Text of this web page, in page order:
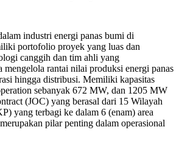
industri energi panas bumi di
portofolio proyek yang luas dan
canggih dan tim ahli yang
mengelola rantai nilai produksi energi panas
hingga distribusi. Memiliki kapasitas
sebanyak 672 MW, dan 1205 MW
(JOC) yang berasal dari 15 Wilayah
yang terbagi ke dalam 6 (enam) area
pilar penting dalam operasional